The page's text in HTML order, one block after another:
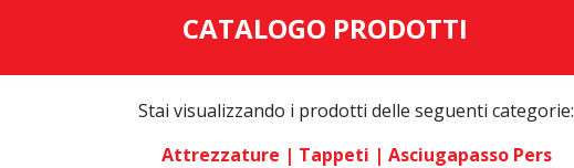
CATALOGO PRODOTTI
Stai visualizzando i prodotti delle seguenti categorie:
Attrezzature | Tappeti | Asciugapasso Pers